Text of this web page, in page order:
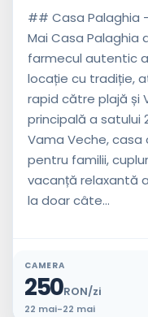
## Casa Palaghia
Mai Casa Palaghia
farmecul autentic
locație cu tradiție,
rapid către plajă și
principală a satului
Vama Veche,
pentru familii,
vacanță relaxantă
la doar câte...
CAMERA
250RON/zi
22 mai-22 mai